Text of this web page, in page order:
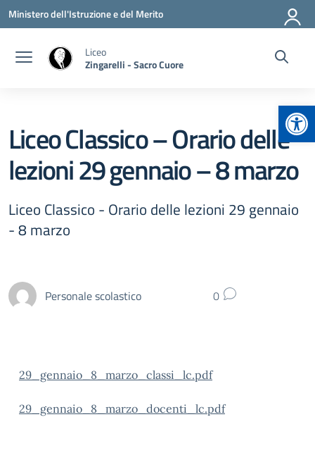
Vai ai contenuti
Vai al menu di navigazione
Vai al footer
Ministero dell'Istruzione e del Merito
Liceo
Zingarelli - Sacro Cuore
Liceo Classico – Orario delle
lezioni 29 gennaio – 8 marzo
Liceo Classico - Orario delle lezioni 29 gennaio
- 8 marzo
Personale scolastico 0
29_gennaio_8_marzo_classi_lc.pdf
29_gennaio_8_marzo_docenti_lc.pdf